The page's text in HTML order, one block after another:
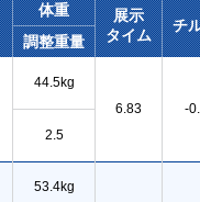
体重
展示
タイム
チ
調整重量
44.5kg
6.83
-
2.5
53.4kg